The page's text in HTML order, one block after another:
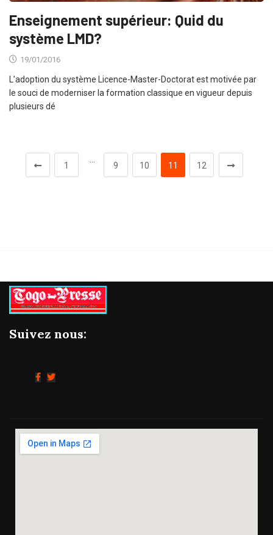
Enseignement supérieur: Quid du
système LMD?
19/01/2016
L’adoption du système Licence-Master-Doctorat est motivée par
le souci de moderniser la formation classique en vigueur depuis
plusieurs dé
1 9 10 11 12
Suivez nous: